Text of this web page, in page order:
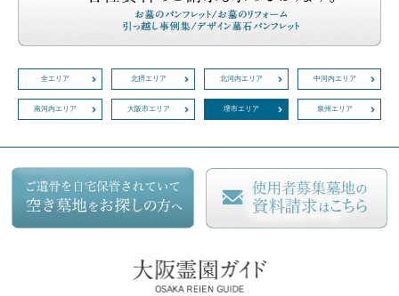
全エリア 北摂エリア 北河内エリア 中河内エリア
南河内エリア 大阪市エリア 堺市エリア 泉州エリア